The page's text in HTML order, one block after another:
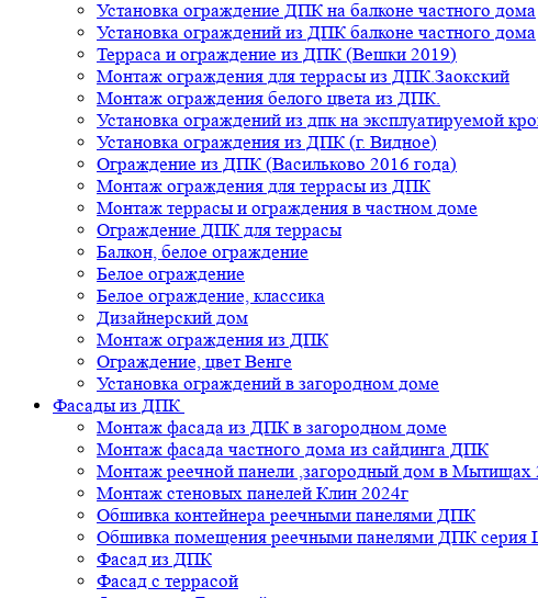
Установка ограждение ДПК на балконе частного дома
Установка ограждений из ДПК балконе частного дома
Терраса и ограждение из ДПК (Вешки 2019)
Монтаж ограждения для террасы из ДПК.Заокский
Монтаж ограждения белого цвета из ДПК.
Установка ограждений из дпк на эксплуатируемой
Установка ограждения из ДПК (г. Видное)
Ограждение из ДПК (Васильково 2016 года)
Монтаж ограждения для террасы из ДПК
Монтаж террасы и ограждения в частном доме
Ограждение ДПК для террасы
Балкон, белое ограждение
Белое ограждение
Белое ограждение, классика
Дизайнерский дом
Монтаж ограждения из ДПК
Ограждение, цвет Венге
Установка ограждений в загородном доме
Фасады из ДПК
Монтаж фасада из ДПК в загородном доме
Монтаж фасада частного дома из сайдинга ДПК
Монтаж реечной панели ,загородный дом в Мытищах
Монтаж стеновых панелей Клин 2024г
Обшивка контейнера реечными панелями ДПК
Обшивка помещения реечными панелями ДПК серия
Фасад из ДПК
Фасад с террасой